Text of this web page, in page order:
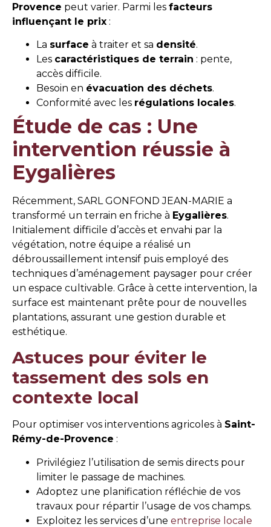
Provence peut varier. Parmi les facteurs
influençant le prix :
La surface à traiter et sa densité.
Les caractéristiques de terrain : pente,
accès difficile.
Besoin en évacuation des déchets.
Conformité avec les régulations locales.
Étude de cas : Une
intervention réussie à
Eygalières
Récemment, SARL GONFOND JEAN-MARIE a
transformé un terrain en friche à Eygalières.
Initialement difficile d’accès et envahi par la
végétation, notre équipe a réalisé un
débroussaillement intensif puis employé des
techniques d’aménagement paysager pour créer
un espace cultivable. Grâce à cette intervention, la
surface est maintenant prête pour de nouvelles
plantations, assurant une gestion durable et
esthétique.
Astuces pour éviter le
tassement des sols en
contexte local
Pour optimiser vos interventions agricoles à Saint-
Rémy-de-Provence :
Privilégiez l’utilisation de semis directs pour
limiter le passage de machines.
Adoptez une planification réfléchie de vos
travaux pour répartir l’usage de vos champs.
Exploitez les services d’une entreprise locale